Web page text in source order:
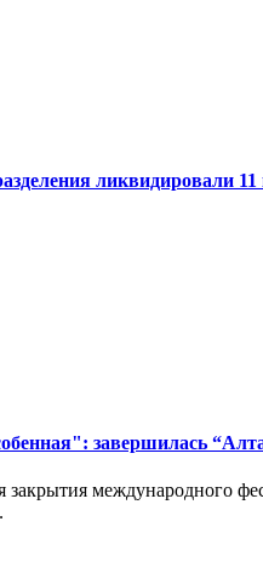
ликвидировали 11
завершилась
международного